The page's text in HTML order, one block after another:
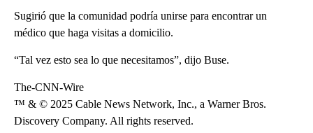
Sugirió que la comunidad podría unirse para encontrar un
médico que haga visitas a domicilio.
“Tal vez esto sea lo que necesitamos”, dijo Buse.
The-CNN-Wire
™ & © 2025 Cable News Network, Inc., a Warner Bros.
Discovery Company. All rights reserved.